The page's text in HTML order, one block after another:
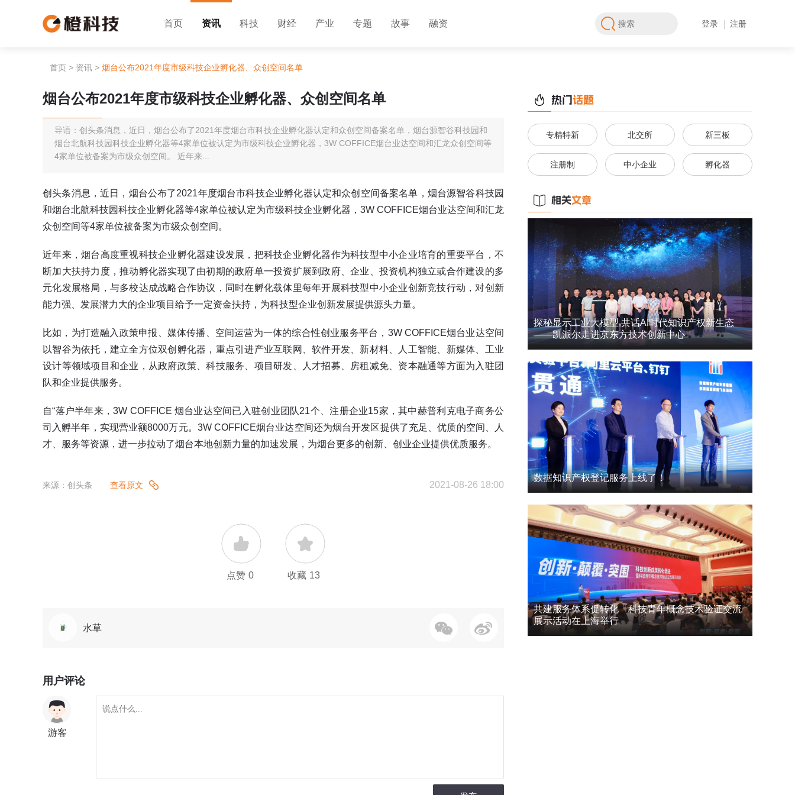
首页 资讯 科技 财经 产业 专题 故事 融资 登录 注册
首页 > 资讯 > 烟台公布2021年度市级科技企业孵化器、众创空间名单
烟台公布2021年度市级科技企业孵化器、众创空间名单
导语：创头条消息，近日，烟台公布了2021年度烟台市科技企业孵化器认定和众创空间备案名单，烟台源智谷科技园和
烟台北航科技园科技企业孵化器等4家单位被认定为市级科技企业孵化器，3W COFFICE烟台业达空间和汇龙众创空间等
4家单位被备案为市级众创空间。 近年来...
创头条消息，近日，烟台公布了2021年度烟台市科技企业孵化器认定和众创空间备案名单，烟台源智谷科技园
和烟台北航科技园科技企业孵化器等4家单位被认定为市级科技企业孵化器，3W COFFICE烟台业达空间和汇龙
众创空间等4家单位被备案为市级众创空间。
近年来，烟台高度重视科技企业孵化器建设发展，把科技企业孵化器作为科技型中小企业培育的重要平台，不
断加大扶持力度，推动孵化器实现了由初期的政府单一投资扩展到政府、企业、投资机构独立或合作建设的多
元化发展格局，与多校达成战略合作协议，同时在孵化载体里每年开展科技型中小企业创新竞技行动，对创新
能力强、发展潜力大的企业项目给予一定资金扶持，为科技型企业创新发展提供源头力量。
比如，为打造融入政策申报、媒体传播、空间运营为一体的综合性创业服务平台，3W COFFICE烟台业达空间
以智谷为依托，建立全方位双创孵化器，重点引进产业互联网、软件开发、新材料、人工智能、新媒体、工业
设计等领域项目和企业，从政府政策、科技服务、项目研发、人才招募、房租减免、资本融通等方面为入驻团
队和企业提供服务。
自“落户半年来，3W COFFICE 烟台业达空间已入驻创业团队21个、注册企业15家，其中赫普利克电子商务公
司入孵半年，实现营业额8000万元。3W COFFICE烟台业达空间还为烟台开发区提供了充足、优质的空间、人
才、服务等资源，进一步拉动了烟台本地创新力量的加速发展，为烟台更多的创新、创业企业提供优质服务。
来源：创头条 查看原文 2021-08-26 18:00
点赞 0 收藏 13
水草
用户评论
游客
专精特新 北交所 新三板
注册制 中小企业 孵化器
探秘显示工业大模型 共话AI时代知识产权新生态
——凯派尔走进京东方技术创新中心
数据知识产权登记服务上线了！
共建服务体系促转化 科技青年概念技术验证交流
展示活动在上海举行